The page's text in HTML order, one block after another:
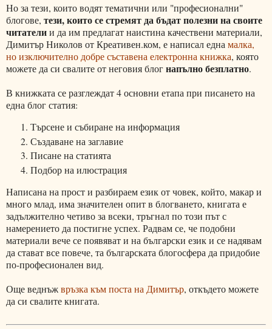
Но за тези, които водят тематични или "професионални"
блогове, тези, които се стремят да бъдат полезни на своите
читателии да им предлагат наистина качествени материали,
Димитър Николов от Креативен.ком, е написал една малка,
но изключително добре съставена електронна книжка, която
можете да си свалите от неговия блогнапълно безплатно.
В книжката се разглеждат 4 основни етапа при писането на
една блог статия:
Търсене и събиране на информация
Създаване на заглавие
Писане на статията
Подбор на илюстрация
Написана на прост и разбираем език от човек, който, макар и
много млад, има значителен опит в блогването, книгата е
задължително четиво за всеки, тръгнал по този път с
намерението да постигне успех. Радвам се, че подобни
материали вече се появяват и на български език и се надявам
да стават все повече, та българската блогосфера да придобие
по-професионален вид.
Още веднъжвръзка към поста на Димитър, откъдето можете
да си свалите книгата.